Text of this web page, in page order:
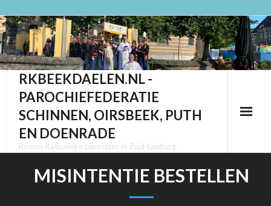
Ga
naar
de
inhoud
RKBEEKDAELEN.NL -
PAROCHIEFEDERATIE
SCHINNEN, OIRSBEEK, PUTH
EN DOENRADE
Rooms Katholieke parochies in Zuid-Limburg
MISINTENTIE BESTELLEN